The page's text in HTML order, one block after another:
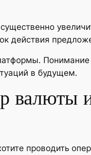
действия
Понимание
в будущем.
валюты
проводить